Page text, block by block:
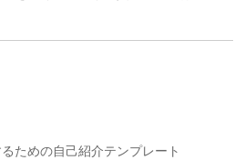
ための自己紹介テンプレート